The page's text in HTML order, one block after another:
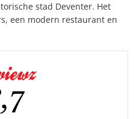
stad Deventer. Het
een modern restaurant en